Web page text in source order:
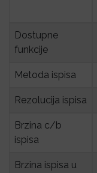
Dostupne
funkcije
Metoda ispisa
Rezolucija ispisa
Brzina c/b
ispisa
Brzina ispisa u